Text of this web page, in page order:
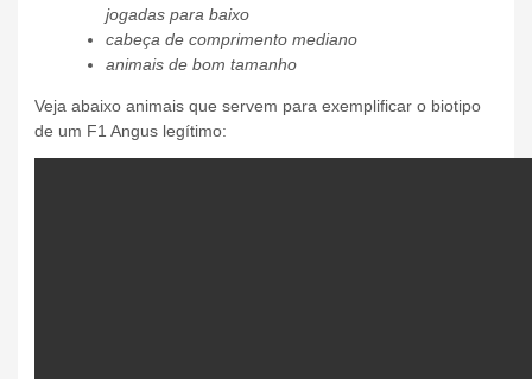
jogadas para baixo
cabeça de comprimento mediano
animais de bom tamanho
Veja abaixo animais que servem para exemplificar o biotipo
de um F1 Angus legítimo: